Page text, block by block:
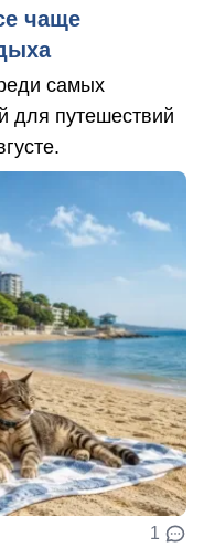
чаще
самых
для путешествий
1